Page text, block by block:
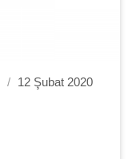
/
12 Şubat 2020